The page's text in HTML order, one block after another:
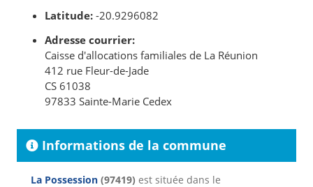
Latitude: -20.9296082
Adresse courrier:
Caisse d'allocations familiales de La Réunion
412 rue Fleur-de-Jade
CS 61038
97833 Sainte-Marie Cedex
Informations de la commune
La Possession (97419) est située dans le